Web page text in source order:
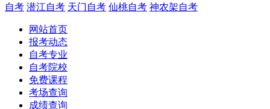
自考 潜江自考 天门自考 仙桃自考 神农架自考
网站首页
报考动态
自考专业
自考院校
免费课程
考场查询
成绩查询